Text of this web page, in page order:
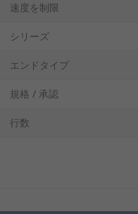
速度を制限
シリーズ
エンドタイプ
規格 / 承認
行数